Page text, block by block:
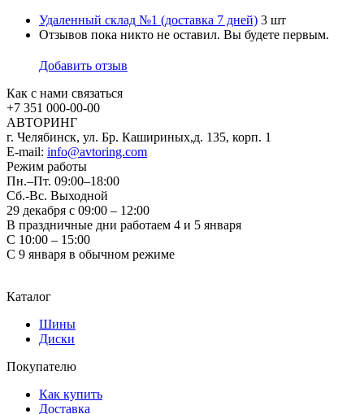
Удаленный склад №1 (доставка 7 дней) 3 шт
Отзывов пока никто не оставил. Вы будете первым.
Добавить отзыв
Как с нами связаться
+7 351 000-00-00
АВТОРИНГ
г. Челябинск, ул. Бр. Кашириных,д. 135, корп. 1
E-mail: info@avtoring.com
Режим работы
Пн.–Пт. 09:00–18:00
Сб.-Вс. Выходной
29 декабря с 09:00 – 12:00
В праздничные дни работаем 4 и 5 января
С 10:00 – 15:00
С 9 января в обычном режиме
Каталог
Шины
Диски
Покупателю
Как купить
Доставка